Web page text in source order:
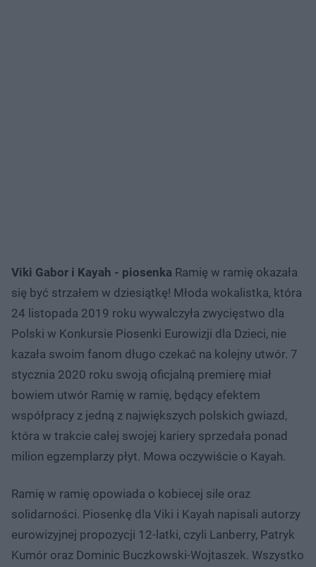
Viki Gabor i Kayah - piosenka Ramię w ramię okazała
się być strzałem w dziesiątkę! Młoda wokalistka, która
24 listopada 2019 roku wywalczyła zwycięstwo dla
Polski w Konkursie Piosenki Eurowizji dla Dzieci, nie
kazała swoim fanom długo czekać na kolejny utwór. 7
stycznia 2020 roku swoją oficjalną premierę miał
bowiem utwór Ramię w ramię, będący efektem
współpracy z jedną z największych polskich gwiazd,
która w trakcie całej swojej kariery sprzedała ponad
milion egzemplarzy płyt. Mowa oczywiście o Kayah.
Ramię w ramię opowiada o kobiecej sile oraz
solidarności. Piosenkę dla Viki i Kayah napisali autorzy
eurowizyjnej propozycji 12-latki, czyli Lanberry, Patryk
Kumór oraz Dominic Buczkowski-Wojtaszek. Wszystko